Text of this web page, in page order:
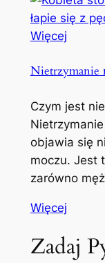
Więcej
Nietrzymanie
Czym jest
objawia się
moczu. Jest
zarówno
Więcej
Zadaj